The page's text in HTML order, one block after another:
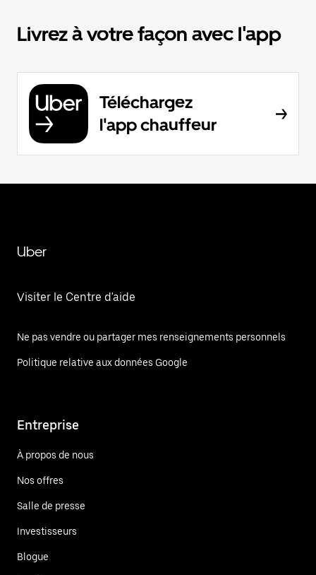
Livrez à votre façon avec l'app
Téléchargez
l'app chauffeur
Uber
Visiter le Centre d'aide
Ne pas vendre ou partager mes renseignements personnels
Politique relative aux données Google
Entreprise
À propos de nous
Nos offres
Salle de presse
Investisseurs
Blogue